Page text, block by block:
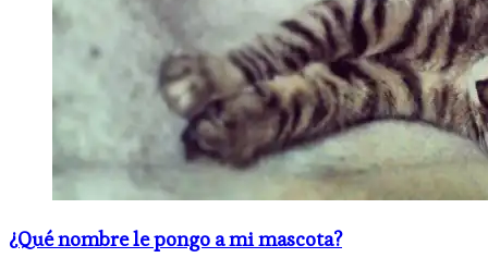
¿Qué nombre le pongo a mi mascota?